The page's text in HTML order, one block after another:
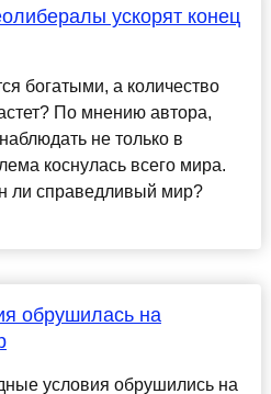
ускорят конец
богатыми, а количество
По мнению автора,
не только в
коснулась всего мира.
ли справедливый мир?
обрушилась на
условия обрушились на